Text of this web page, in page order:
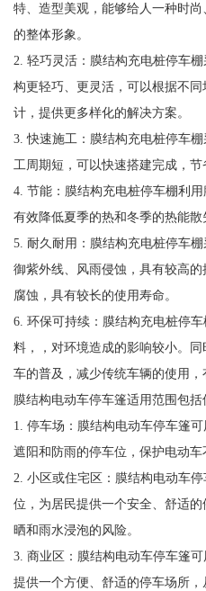
特、造型美观，能够给人一种时
的整体形象。
2. 轻巧灵活：膜结构充电桩停车
构更轻巧、更灵活，可以根据不
计，提供更多样化的解决方案。
3. 快速施工：膜结构充电桩停车
工周期短，可以快速搭建完成，节
4. 节能：膜结构充电桩停车棚利
有效降低夏季的热和冬季的热能散
5. 耐久耐用：膜结构充电桩停车
御紫外线、风雨侵蚀，具有较高的
腐蚀，具有较长的使用寿命。
6. 环保可持续：膜结构充电桩停
料，，对环境造成的影响较小。
车的普及，减少传统车辆的使用，
膜结构电动车停车篷适用范围包括
1. 停车场：膜结构电动车停车篷
遮阳和防雨的停车位，保护电动车
2. 小区或住宅区：膜结构电动车
位，为居民提供一个安全、舒适
晒和雨水浸泡的风险。
3. 商业区：膜结构电动车停车篷
提供一个方便、舒适的停车场所